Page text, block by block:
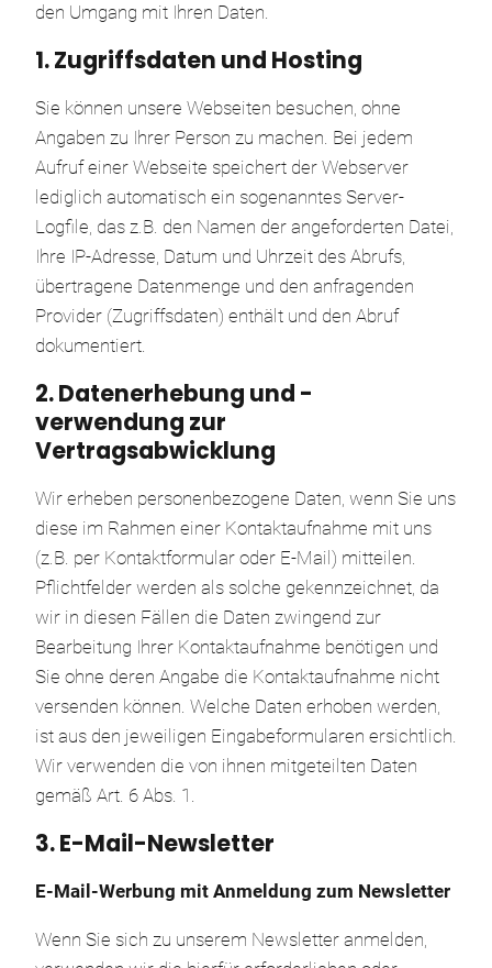
den Umgang mit Ihren Daten.
1. Zugriffsdaten und Hosting
Sie können unsere Webseiten besuchen, ohne
Angaben zu Ihrer Person zu machen. Bei jedem
Aufruf einer Webseite speichert der Webserver
lediglich automatisch ein sogenanntes Server-
Logfile, das z.B. den Namen der angeforderten Datei,
Ihre IP-Adresse, Datum und Uhrzeit des Abrufs,
übertragene Datenmenge und den anfragenden
Provider (Zugriffsdaten) enthält und den Abruf
dokumentiert.
2. Datenerhebung und -
verwendung zur
Vertragsabwicklung
Wir erheben personenbezogene Daten, wenn Sie uns
diese im Rahmen einer Kontaktaufnahme mit uns
(z.B. per Kontaktformular oder E-Mail) mitteilen.
Pflichtfelder werden als solche gekennzeichnet, da
wir in diesen Fällen die Daten zwingend zur
Bearbeitung Ihrer Kontaktaufnahme benötigen und
Sie ohne deren Angabe die Kontaktaufnahme nicht
versenden können. Welche Daten erhoben werden,
ist aus den jeweiligen Eingabeformularen ersichtlich.
Wir verwenden die von ihnen mitgeteilten Daten
gemäß Art. 6 Abs. 1.
3. E-Mail-Newsletter
E-Mail-Werbung mit Anmeldung zum Newsletter
Wenn Sie sich zu unserem Newsletter anmelden,